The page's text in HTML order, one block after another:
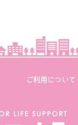
ご利用について